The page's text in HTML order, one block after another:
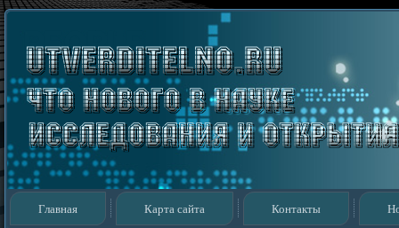
Главная Карта сайта Контакты